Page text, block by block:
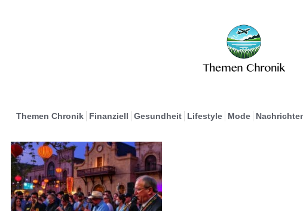
Themen Chronik Finanziell Gesundheit Lifestyle Mode